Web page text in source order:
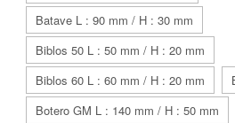
Batave L : 90 mm / H : 30 mm
Biblos 50 L : 50 mm / H : 20 mm
Biblos 60 L : 60 mm / H : 20 mm
Botero GM L : 140 mm / H : 50 mm